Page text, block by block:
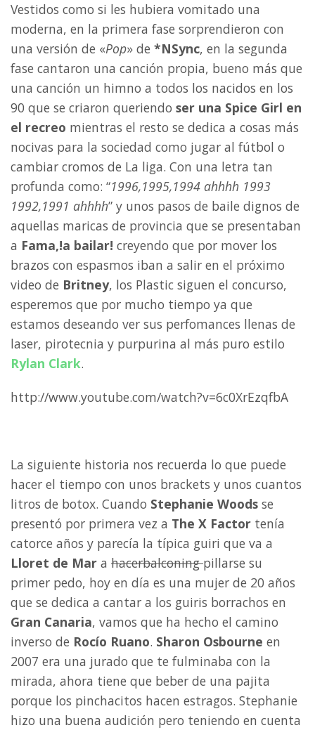
Vestidos como si les hubiera vomitado una
moderna, en la primera fase sorprendieron con
una versión de «Pop» de *NSync, en la segunda
fase cantaron una canción propia, bueno más que
una canción un himno a todos los nacidos en los
90 que se criaron queriendo ser una Spice Girl en
el recreo mientras el resto se dedica a cosas más
nocivas para la sociedad como jugar al fútbol o
cambiar cromos de La liga. Con una letra tan
profunda como: “1996,1995,1994 ahhhh 1993
1992,1991 ahhhh” y unos pasos de baile dignos de
aquellas maricas de provincia que se presentaban
a Fama,!a bailar! creyendo que por mover los
brazos con espasmos iban a salir en el próximo
video de Britney, los Plastic siguen el concurso,
esperemos que por mucho tiempo ya que
estamos deseando ver sus perfomances llenas de
laser, pirotecnia y purpurina al más puro estilo
Rylan Clark.
http://www.youtube.com/watch?v=6c0XrEzqfbA
La siguiente historia nos recuerda lo que puede
hacer el tiempo con unos brackets y unos cuantos
litros de botox. Cuando Stephanie Woods se
presentó por primera vez a The X Factor tenía
catorce años y parecía la típica guiri que va a
Lloret de Mar a hacerbalconingpillarse su
primer pedo, hoy en día es una mujer de 20 años
que se dedica a cantar a los guiris borrachos en
Gran Canaria, vamos que ha hecho el camino
inverso de Rocío Ruano. Sharon Osbourne en
2007 era una jurado que te fulminaba con la
mirada, ahora tiene que beber de una pajita
porque los pinchacitos hacen estragos. Stephanie
hizo una buena audición pero teniendo en cuenta